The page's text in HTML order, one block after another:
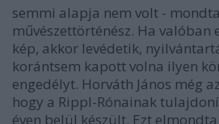
semmi alapja nem volt -
művészettörténész. Ha valóban
kép, akkor levédetik,
korántsem kapott volna ilyen
engedélyt. Horváth János még
hogy a Rippl-Rónainak
éven belül készült. Ezt